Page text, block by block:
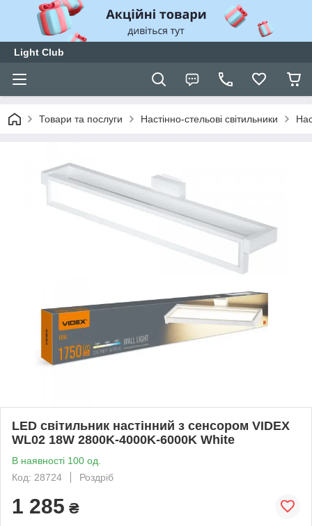
Light Club
Товари та послуги Настінно-cтельові світильники
LED світильник настінний з сенсором VIDEX
WL02 18W 2800K-4000K-6000K White
В наявності 100 од.
Код: 28724
Роздріб
1 285 ₴